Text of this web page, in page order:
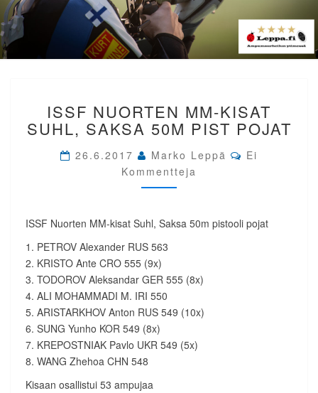
NUORTEN
MM-
KISAT
SUHL,
SAKSA
ISSF NUORTEN MM-KISAT
SUHL, SAKSA 50M PIST POJAT
26.6.2017 Marko Leppä Comments
Ei
Kommentteja
ISSF Nuorten MM-kisat Suhl, Saksa 50m pistooli pojat
1. PETROV Alexander RUS 563
2. KRISTO Ante CRO 555 (9x)
3. TODOROV Aleksandar GER 555 (8x)
4. ALI MOHAMMADI M. IRI 550
5. ARISTARKHOV Anton RUS 549 (10x)
6. SUNG Yunho KOR 549 (8x)
7. KREPOSTNIAK Pavlo UKR 549 (5x)
8. WANG Zhehoa CHN 548
Kisaan osallistui 53 ampujaa